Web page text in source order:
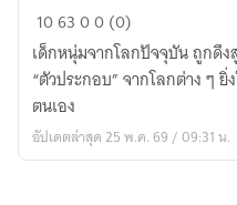
ผู้
ใช้
ตัวประกอบ
ที่
แข็งแกร่ง
ที่สุด
106300 (0)
เด็กหนุ่มจากโลกปัจจุบัน ถูกดึ
“ตัวประกอบ” จากโลกต่าง ๆ
ตนเอง
อัปเดตล่าสุด 25 พ.ค. 69 / 09:31 น.